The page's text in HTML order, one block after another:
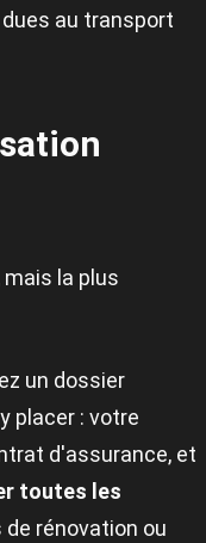
au transport
la plus
un dossier
placer : votre
d'assurance, et
toutes les
rénovation ou